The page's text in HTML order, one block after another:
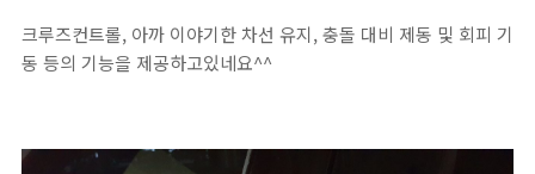
크루즈컨트롤, 아까 이야기한 차선 유지, 충돌 대비 제동 및 회피 기
동 등의 기능을 제공하고있네요^^